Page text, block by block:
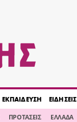
ΕΚΠΑΙΔΕΥΣΗ ΕΙΔΗΣΕΙΣ
ΠΡΟΤΑΣΕΙΣ ΕΛΛΑΔΑ